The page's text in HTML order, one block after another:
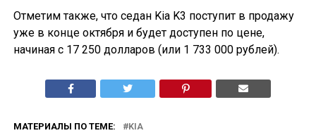
Отметим также, что седан Kia K3 поступит в продажу
уже в конце октября и будет доступен по цене,
начиная с 17 250 долларов (или 1 733 000 рублей).
МАТЕРИАЛЫ ПО ТЕМЕ: KIA